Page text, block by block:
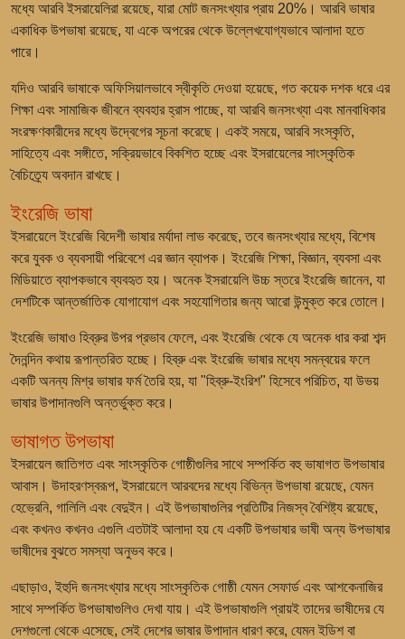
মধ্যে আরবি ইসরায়েলিরা রয়েছে, যারা মোট জনসংখ্যার প্রায় 20%। আরবি ভাষার
একাধিক উপভাষা রয়েছে, যা একে অপরের থেকে উল্লেখযোগ্যভাবে আলাদা হতে
পারে।
যদিও আরবি ভাষাকে অফিসিয়ালভাবে স্বীকৃতি দেওয়া হয়েছে, গত কয়েক দশক ধরে এর
শিক্ষা এবং সামাজিক জীবনে ব্যবহার হ্রাস পাচ্ছে, যা আরবি জনসংখ্যা এবং মানবাধিকার
সংরক্ষণকারীদের মধ্যে উদ্বেগের সূচনা করেছে। একই সময়ে, আরবি সংস্কৃতি,
সাহিত্যে এবং সঙ্গীতে, সক্রিয়ভাবে বিকশিত হচ্ছে এবং ইসরায়েলের সাংস্কৃতিক
বৈচিত্র্যে অবদান রাখছে।
ইংরেজি ভাষা
ইসরায়েলে ইংরেজি বিদেশী ভাষার মর্যাদা লাভ করেছে, তবে জনসংখ্যার মধ্যে, বিশেষ
করে যুবক ও ব্যবসায়ী পরিবেশে এর জ্ঞান ব্যাপক। ইংরেজি শিক্ষা, বিজ্ঞান, ব্যবসা এবং
মিডিয়াতে ব্যাপকভাবে ব্যবহৃত হয়। অনেক ইসরায়েলি উচ্চ স্তরে ইংরেজি জানেন, যা
দেশটিকে আন্তর্জাতিক যোগাযোগ এবং সহযোগিতার জন্য আরো উন্মুক্ত করে তোলে।
ইংরেজি ভাষাও হিব্রুর উপর প্রভাব ফেলে, এবং ইংরেজি থেকে যে অনেক ধার করা শব্দ
দৈনন্দিন কথায় রূপান্তরিত হচ্ছে। হিব্রু এবং ইংরেজি ভাষার মধ্যে সমন্বয়ের ফলে
একটি অনন্য মিশ্র ভাষার ফর্ম তৈরি হয়, যা "হিব্রু-ইংরিশ" হিসেবে পরিচিত, যা উভয়
ভাষার উপাদানগুলি অন্তর্ভুক্ত করে।
ভাষাগত উপভাষা
ইসরায়েল জাতিগত এবং সাংস্কৃতিক গোষ্ঠীগুলির সাথে সম্পর্কিত বহু ভাষাগত উপভাষার
আবাস। উদাহরণস্বরূপ, ইসরায়েলে আরবদের মধ্যে বিভিন্ন উপভাষা রয়েছে, যেমন
হেভ্রেনি, গালিলি এবং বেদুইন। এই উপভাষাগুলির প্রতিটির নিজস্ব বৈশিষ্ট্য রয়েছে,
এবং কখনও কখনও এগুলি এতটাই আলাদা হয় যে একটি উপভাষার ভাষী অন্য উপভাষার
ভাষীদের বুঝতে সমস্যা অনুভব করে।
এছাড়াও, ইহুদি জনসংখ্যার মধ্যে সাংস্কৃতিক গোষ্ঠী যেমন সেফার্ড এবং আশকেনাজির
সাথে সম্পর্কিত উপভাষাগুলিও দেখা যায়। এই উপভাষাগুলি প্রায়ই তাদের ভাষীদের যে
দেশগুলো থেকে এসেছে, সেই দেশের ভাষার উপাদান ধারণ করে, যেমন ইডিশ বা